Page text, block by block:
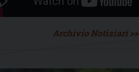
Archivio Notiziari >>